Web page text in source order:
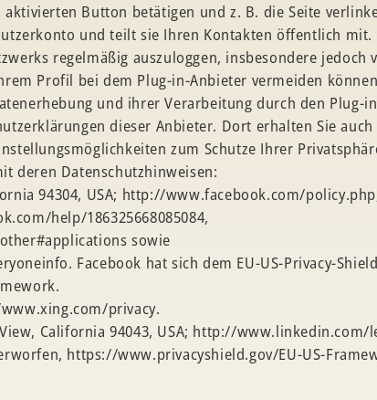
Button betätigen und z. B. die Seite
und teilt sie Ihren Kontakten öffentlich mit.
regelmäßig auszuloggen, insbesondere jedoch
Profil bei dem Plug-in-Anbieter vermeiden
und ihrer Verarbeitung durch den Plug-
dieser Anbieter. Dort erhalten Sie
zum Schutze Ihrer
deren Datenschutzhinweisen:
94304, USA; http://www.facebook.com/
help/186325668085084,
sowie
Facebook hat sich dem EU-US-Privacy-Shield
privacy.
California 94043, USA; http://www.linkedin.com/
https://www.privacyshield.gov/EU-US-